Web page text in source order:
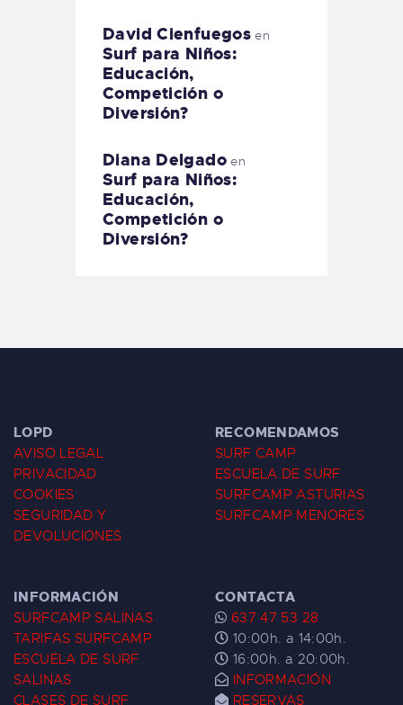
David Cienfuegos en
Surf para Niños:
Educación,
Competición o
Diversión?
Diana Delgadoen
Surf para Niños:
Educación,
Competición o
Diversión?
LOPD
AVISO LEGAL
PRIVACIDAD
COOKIES
SEGURIDAD Y
DEVOLUCIONES
RECOMENDAMOS
SURF CAMP
ESCUELA DE SURF
SURFCAMP ASTURIAS
SURFCAMP MENORES
INFORMACIÓN
SURFCAMP SALINAS
TARIFAS SURFCAMP
ESCUELA DE SURF
SALINAS
CLASES DE SURF
CONTACTA
637 47 53 28
10:00h. a 14:00h.
16:00h. a 20:00h.
INFORMACIÓN
RESERVAS